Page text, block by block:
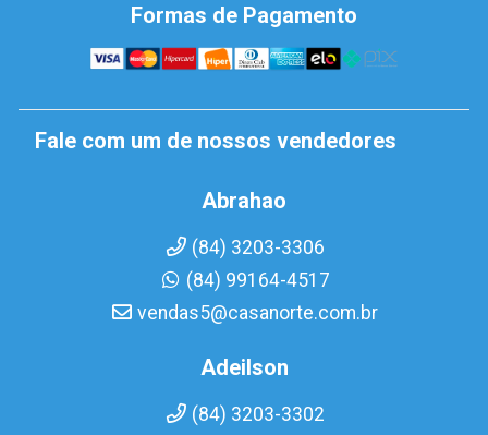
Formas de Pagamento
Fale com um de nossos vendedores
Abrahao
(84) 3203-3306
(84) 99164-4517
vendas5@casanorte.com.br
Adeilson
(84) 3203-3302